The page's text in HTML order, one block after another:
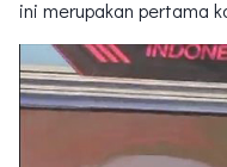
ini merupakan pertama